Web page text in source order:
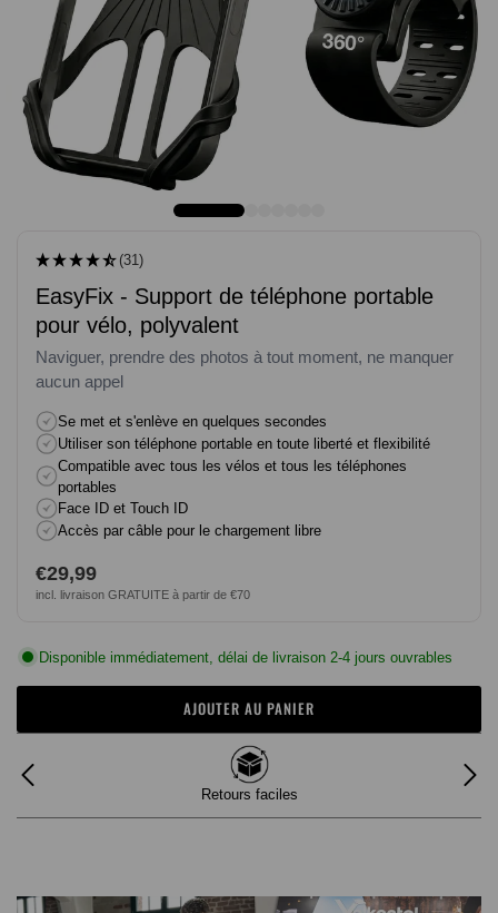
(31)
EasyFix - Support de téléphone portable
pour vélo, polyvalent
Naviguer, prendre des photos à tout moment, ne manquer
aucun appel
Se met et s'enlève en quelques secondes
Utiliser son téléphone portable en toute liberté et flexibilité
Compatible avec tous les vélos et tous les téléphones
portables
Face ID et Touch ID
Accès par câble pour le chargement libre
Prix
normal
€29,99
incl. livraison GRATUITE à partir de €70
Disponible immédiatement, délai de livraison 2-4 jours ouvrables
AJOUTER AU PANIER
Retours faciles